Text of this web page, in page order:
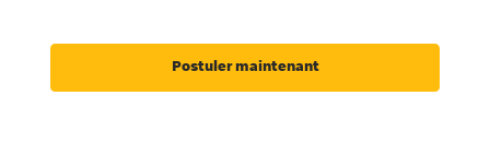
Postuler maintenant